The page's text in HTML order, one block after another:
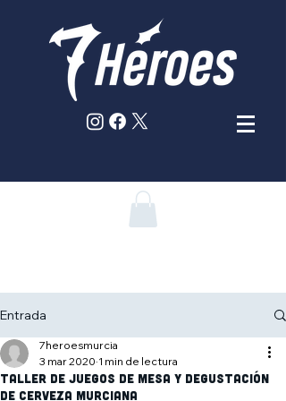
Entrada
TALLER DE JUEGOS DE MESA Y DEGUSTACIÓN
DE CERVEZA MURCIANA
7heroesmurcia
3 mar 2020 1 min de lectura